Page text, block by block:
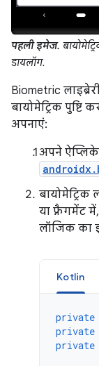
पहली इमेज.
डायलॉग.
Biometric
बायोमेट्रिक पुष्टि
अपनाएं:
अपने
बायोमेट्रिक
या फ़्रैगमेंट
लॉजिक का
Kotlin
private
private
private